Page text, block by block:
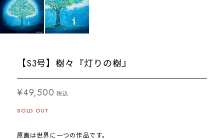
【S3号】樹々『灯りの樹』
¥49,500 税込
SOLD OUT
原画は世界に一つの作品です。